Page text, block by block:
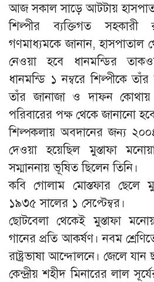
আজ সকাল সাড়ে আটটায়
শিল্পীর ব্যক্তিগত
গণমাধ্যমকে জানান, হাসপাতাল
নেওয়া হবে ধানমন্ডির
ধানমন্ডি ১ নম্বরে শিল্পীকে
তাঁর জানাজা ও দাফন
পরিবারের পক্ষ থেকে জানানো
শিল্পকলায় অবদানের জন্য
দেওয়া হয়েছিল মুস্তাফা
সম্মাননায় ভূষিত ছিলেন তিনি।
কবি গোলাম মোস্তফার ছেলে
১৯৩৫ সালের ১ সেপ্টেম্বর।
ছোটবেলা থেকেই মুস্তাফা
গানের প্রতি আকর্ষণ। নবম
রাষ্ট্রভাষা আন্দোলনে। জেলে
কেন্দ্রীয় শহীদ মিনারের লাল